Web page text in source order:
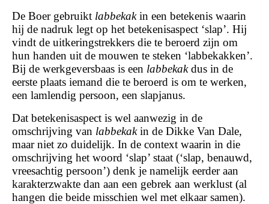
De Boer gebruikt labbekakin een betekenis waarin
hij de nadruk legt op het betekenisaspect ‘slap’. Hij
vindt de uitkeringstrekkers die te beroerd zijn om
hun handen uit de mouwen te steken ‘labbekakken’.
Bij de werkgeversbaas is een labbekakdus in de
eerste plaats iemand die te beroerd is om te werken,
een lamlendig persoon, een slapjanus.
Dat betekenisaspect is wel aanwezig in de
omschrijving van labbekakin de Dikke Van Dale,
maar niet zo duidelijk. In de context waarin in die
omschrijving het woord ‘slap’ staat (‘slap, benauwd,
vreesachtig persoon’) denk je namelijk eerder aan
karakterzwakte dan aan een gebrek aan werklust (al
hangen die beide misschien wel met elkaar samen).